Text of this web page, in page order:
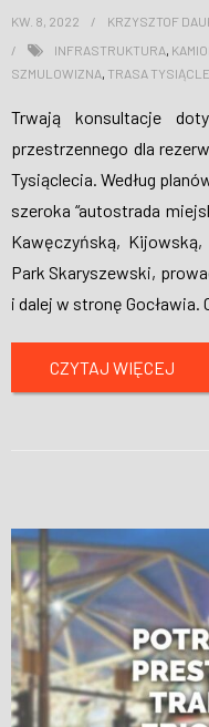
KW. 8, 2022 KRZYSZTOF
INFRASTRUKTURA
SZMULOWIZNA TRASA
Trwają konsultacje
przestrzennego dla
Tysiąclecia. Według
szeroka “autostrada
Kawęczyńską,
Park Skaryszewski,
i dalej w stronę
CZYTAJ WIĘCEJ